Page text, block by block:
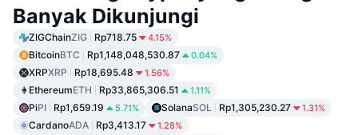
Banyak Dikunjungi
ZIGChainZIG Rp718.75 4.15%
BitcoinBTC Rp1,148,048,530.87 0.04%
XRPXRP Rp18,695.48 1.56%
EthereumETH Rp33,865,306.51 1.11%
PiPI Rp1,659.19 5.71% SolanaSOL Rp1,305,230.27 1.31%
CardanoADA Rp3,413.17 1.28%